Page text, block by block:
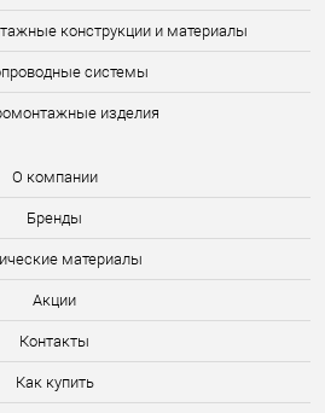
конструкции и материалы
системы
изделия
О компании
Бренды
материалы
Акции
Контакты
Как купить